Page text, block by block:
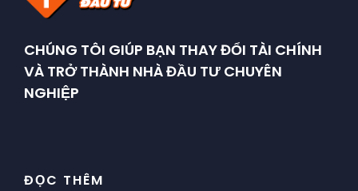
CHÚNG TÔI GIÚP BẠN THAY ĐỔI TÀI CHÍNH
VÀ TRỞ THÀNH NHÀ ĐẦU TƯ CHUYÊN
NGHIỆP
ĐỌC THÊM